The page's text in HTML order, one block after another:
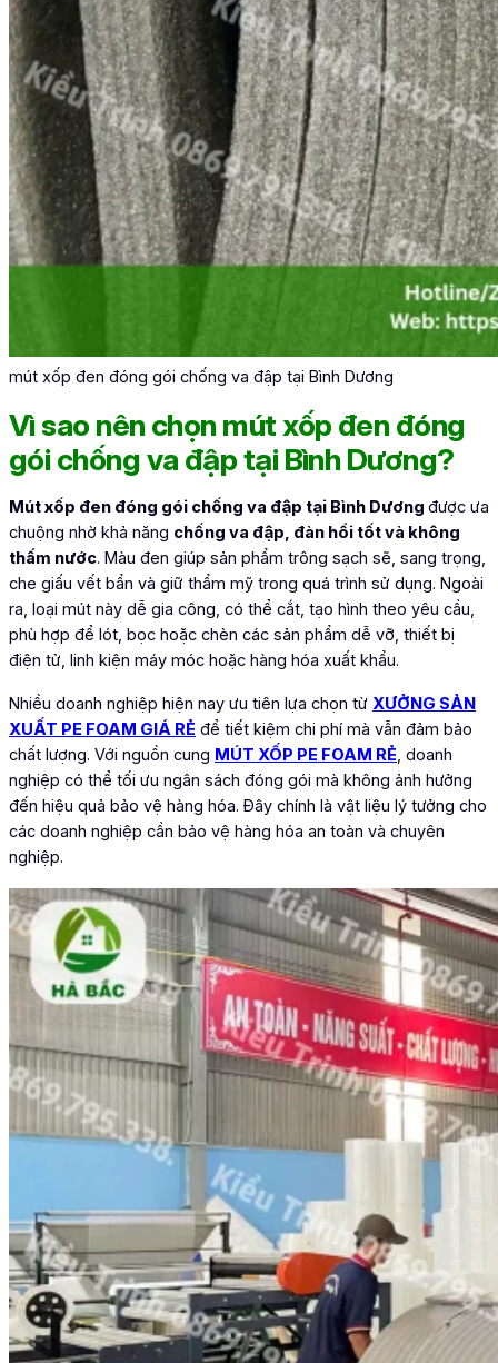
mút xốp đen đóng gói chống va đập tại Bình Dương
Vì sao nên chọn mút xốp đen đóng
gói chống va đập tại Bình Dương?
Mút xốp đen đóng gói chống va đập tại Bình Dương được ưa
chuộng nhờ khả năng chống va đập, đàn hồi tốt và không
thấm nước. Màu đen giúp sản phẩm trông sạch sẽ, sang trọng,
che giấu vết bẩn và giữ thẩm mỹ trong quá trình sử dụng. Ngoài
ra, loại mút này dễ gia công, có thể cắt, tạo hình theo yêu cầu,
phù hợp để lót, bọc hoặc chèn các sản phẩm dễ vỡ, thiết bị
điện tử, linh kiện máy móc hoặc hàng hóa xuất khẩu.
Nhiều doanh nghiệp hiện nay ưu tiên lựa chọn từ XƯỞNG SẢN
XUẤT PE FOAM GIÁ RẺ để tiết kiệm chi phí mà vẫn đảm bảo
chất lượng. Với nguồn cung MÚT XỐP PE FOAM RẺ, doanh
nghiệp có thể tối ưu ngân sách đóng gói mà không ảnh hưởng
đến hiệu quả bảo vệ hàng hóa. Đây chính là vật liệu lý tưởng cho
các doanh nghiệp cần bảo vệ hàng hóa an toàn và chuyên
nghiệp.